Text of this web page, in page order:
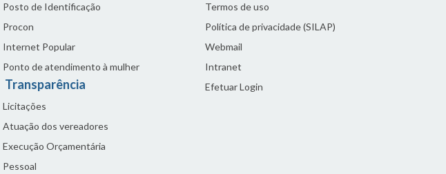
Posto de Identificação
Procon
Internet Popular
Ponto de atendimento à mulher
Transparência
Licitações
Atuação dos vereadores
Execução Orçamentária
Pessoal
Termos de uso
Política de privacidade (SILAP)
Webmail
Intranet
Efetuar Login